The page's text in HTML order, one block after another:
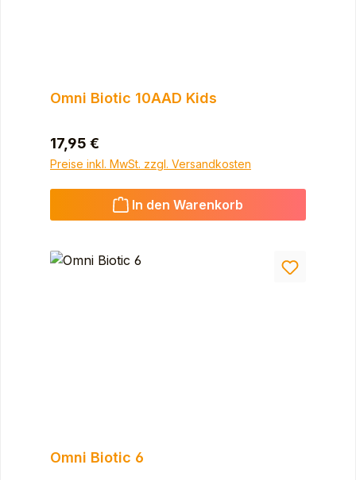
Omni Biotic 10AAD Kids
Regulärer Preis:
17,95 €
Preise inkl. MwSt. zzgl. Versandkosten
In den Warenkorb
Omni Biotic 6